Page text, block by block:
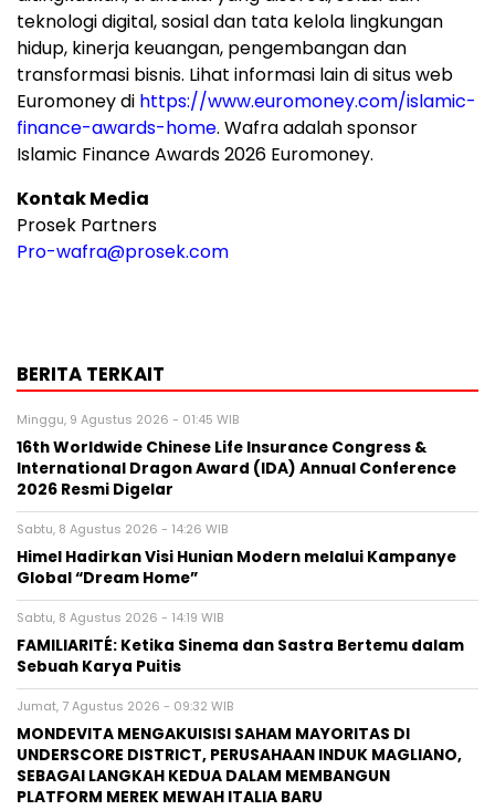
teknologi digital, sosial dan tata kelola lingkungan
hidup, kinerja keuangan, pengembangan dan
transformasi bisnis. Lihat informasi lain di situs web
Euromoney di https://www.euromoney.com/islamic-
finance-awards-home. Wafra adalah sponsor
Islamic Finance Awards 2026 Euromoney.
Kontak Media
Prosek Partners
Pro-wafra@prosek.com
BERITA TERKAIT
Minggu, 9 Agustus 2026 - 01:45 WIB
16th Worldwide Chinese Life Insurance Congress &
International Dragon Award (IDA) Annual Conference
2026 Resmi Digelar
Sabtu, 8 Agustus 2026 - 14:26 WIB
Himel Hadirkan Visi Hunian Modern melalui Kampanye
Global “Dream Home”
Sabtu, 8 Agustus 2026 - 14:19 WIB
FAMILIARITÉ: Ketika Sinema dan Sastra Bertemu dalam
Sebuah Karya Puitis
Jumat, 7 Agustus 2026 - 09:32 WIB
MONDEVITA MENGAKUISISI SAHAM MAYORITAS DI
UNDERSCORE DISTRICT, PERUSAHAAN INDUK MAGLIANO,
SEBAGAI LANGKAH KEDUA DALAM MEMBANGUN
PLATFORM MEREK MEWAH ITALIA BARU